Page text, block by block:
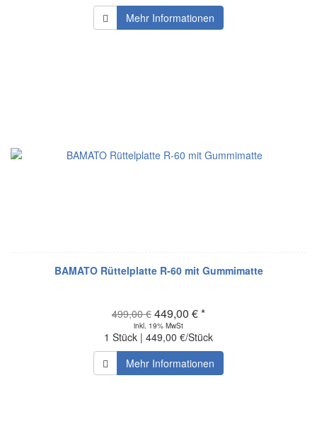
Mehr Informationen
BAMATO Rüttelplatte R-60 mit Gummimatte
499,00 € 449,00 € *
inkl. 19% MwSt
1 Stück | 449,00 €/Stück
Mehr Informationen